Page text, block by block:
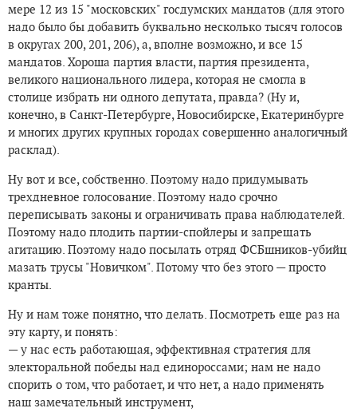
мере 12 из 15 "московских" госдумских мандатов (для этого
надо было бы добавить буквально несколько тысяч голосов
в округах 200, 201, 206), а, вполне возможно, и все 15
мандатов. Хороша партия власти, партия президента,
великого национального лидера, которая не смогла в
столице избрать ни одного депутата, правда? (Ну и,
конечно, в Санкт-Петербурге, Новосибирске, Екатеринбурге
и многих других крупных городах совершенно аналогичный
расклад).
Ну вот и все, собственно. Поэтому надо придумывать
трехдневное голосование. Поэтому надо срочно
переписывать законы и ограничивать права наблюдателей.
Поэтому надо плодить партии-спойлеры и запрещать
агитацию. Поэтому надо посылать отряд ФСБшников-убийц
мазать трусы "Новичком". Потому что без этого — просто
кранты.
Ну и нам тоже понятно, что делать. Посмотреть еще раз на
эту карту, и понять:
— у нас есть работающая, эффективная стратегия для
электоральной победы над единороссами; нам не надо
спорить о том, что работает, и что нет, а надо применять
наш замечательный инструмент,